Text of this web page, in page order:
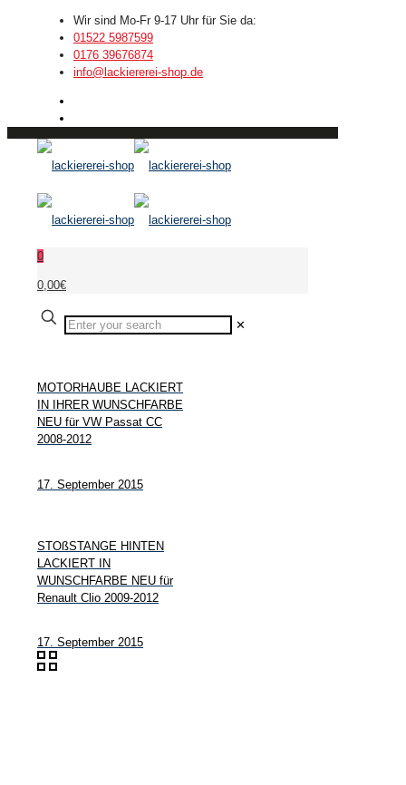
Wir sind Mo-Fr 9-17 Uhr für Sie da:
01522 5987599
0176 39676874
info@lackiererei-shop.de
0
0,00€
✕
MOTORHAUBE LACKIERT
IN IHRER WUNSCHFARBE
NEU für VW Passat CC
2008-2012
17. September 2015
STOßSTANGE HINTEN
LACKIERT IN
WUNSCHFARBE NEU für
Renault Clio 2009-2012
17. September 2015